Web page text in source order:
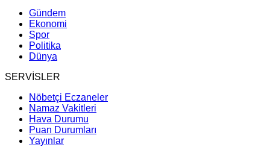
Gündem
Ekonomi
Spor
Politika
Dünya
SERVİSLER
Nöbetçi Eczaneler
Namaz Vakitleri
Hava Durumu
Puan Durumları
Yayınlar